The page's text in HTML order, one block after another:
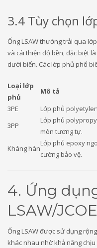
3.4 Tùy chọn
Ống LSAW thường trải qua
và cải thiện độ bền, đặc biệt
dưới biển. Các lớp phủ phổ
Loại lớp
phủ
Mô tả
3PE
Lớp phủ
3PP
Lớp phủ
mòn tương tự.
Kháng hàn
Lớp phủ epoxy
cường bảo vệ.
4. Ứng
LSAW/JCOE
Ống LSAW được sử dụng
khác nhau nhờ khả năng